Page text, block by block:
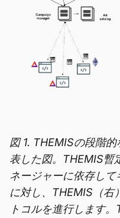
図 1. THEMISの段階
表した図。THEMIS暫
ネージャーに依存し
に対し、THEMIS（右
トコルを進行します